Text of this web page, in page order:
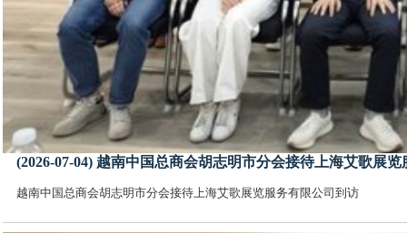
(2026-07-04) 越南中国总商会胡志明市分会接待上海艾歌展
越南中国总商会胡志明市分会接待上海艾歌展览服务有限公司到访